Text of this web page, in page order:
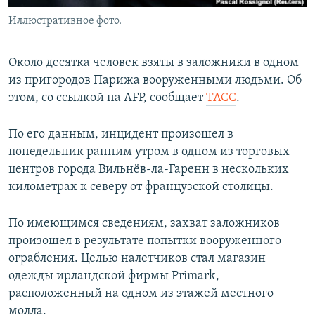
Иллюстративное фото.
Около десятка человек взяты в заложники в одном
из пригородов Парижа вооруженными людьми. Об
этом, со ссылкой на AFP, сообщаетТАСС.
По его данным, инцидент произошел в
понедельник ранним утром в одном из торговых
центров города Вильнёв-ла-Гаренн в нескольких
километрах к северу от французской столицы.
По имеющимся сведениям, захват заложников
произошел в результате попытки вооруженного
ограбления. Целью налетчиков стал магазин
одежды ирландской фирмы Primark,
расположенный на одном из этажей местного
молла.